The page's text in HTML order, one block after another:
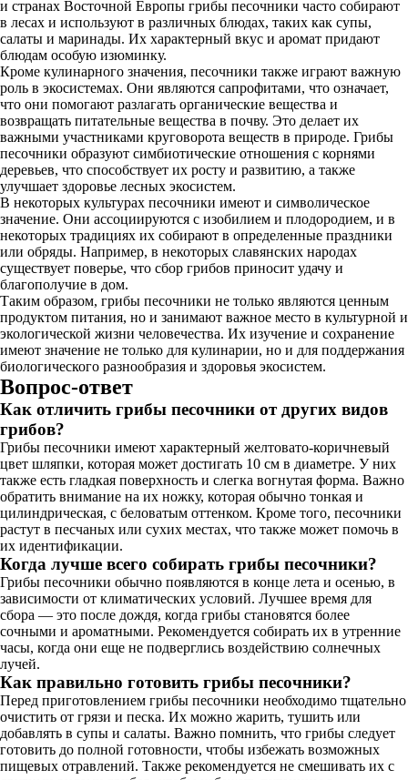
и странах Восточной Европы грибы песочники часто собирают
в лесах и используют в различных блюдах, таких как супы,
салаты и маринады. Их характерный вкус и аромат придают
блюдам особую изюминку.
Кроме кулинарного значения, песочники также играют важную
роль в экосистемах. Они являются сапрофитами, что означает,
что они помогают разлагать органические вещества и
возвращать питательные вещества в почву. Это делает их
важными участниками круговорота веществ в природе. Грибы
песочники образуют симбиотические отношения с корнями
деревьев, что способствует их росту и развитию, а также
улучшает здоровье лесных экосистем.
В некоторых культурах песочники имеют и символическое
значение. Они ассоциируются с изобилием и плодородием, и в
некоторых традициях их собирают в определенные праздники
или обряды. Например, в некоторых славянских народах
существует поверье, что сбор грибов приносит удачу и
благополучие в дом.
Таким образом, грибы песочники не только являются ценным
продуктом питания, но и занимают важное место в культурной и
экологической жизни человечества. Их изучение и сохранение
имеют значение не только для кулинарии, но и для поддержания
биологического разнообразия и здоровья экосистем.
Вопрос-ответ
Как отличить грибы песочники от других видов
грибов?
Грибы песочники имеют характерный желтовато-коричневый
цвет шляпки, которая может достигать 10 см в диаметре. У них
также есть гладкая поверхность и слегка вогнутая форма. Важно
обратить внимание на их ножку, которая обычно тонкая и
цилиндрическая, с беловатым оттенком. Кроме того, песочники
растут в песчаных или сухих местах, что также может помочь в
их идентификации.
Когда лучше всего собирать грибы песочники?
Грибы песочники обычно появляются в конце лета и осенью, в
зависимости от климатических условий. Лучшее время для
сбора — это после дождя, когда грибы становятся более
сочными и ароматными. Рекомендуется собирать их в утренние
часы, когда они еще не подверглись воздействию солнечных
лучей.
Как правильно готовить грибы песочники?
Перед приготовлением грибы песочники необходимо тщательно
очистить от грязи и песка. Их можно жарить, тушить или
добавлять в супы и салаты. Важно помнить, что грибы следует
готовить до полной готовности, чтобы избежать возможных
пищевых отравлений. Также рекомендуется не смешивать их с